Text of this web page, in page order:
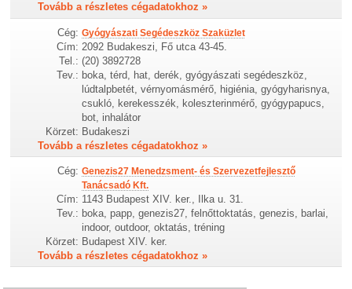
Tovább a részletes cégadatokhoz »
Cég: Gyógyászati Segédeszköz Szaküzlet
Cím: 2092 Budakeszi, Fő utca 43-45.
Tel.: (20) 3892728
Tev.: boka, térd, hat, derék, gyógyászati segédeszköz,
lúdtalpbetét, vérnyomásmérő, higiénia, gyógyharisnya,
csukló, kerekesszék, koleszterinmérő, gyógypapucs,
bot, inhalátor
Körzet: Budakeszi
Tovább a részletes cégadatokhoz »
Cég: Genezis27 Menedzsment- és Szervezetfejlesztő
Tanácsadó Kft.
Cím: 1143 Budapest XIV. ker., Ilka u. 31.
Tev.: boka, papp, genezis27, felnőttoktatás, genezis, barlai,
indoor, outdoor, oktatás, tréning
Körzet: Budapest XIV. ker.
Tovább a részletes cégadatokhoz »